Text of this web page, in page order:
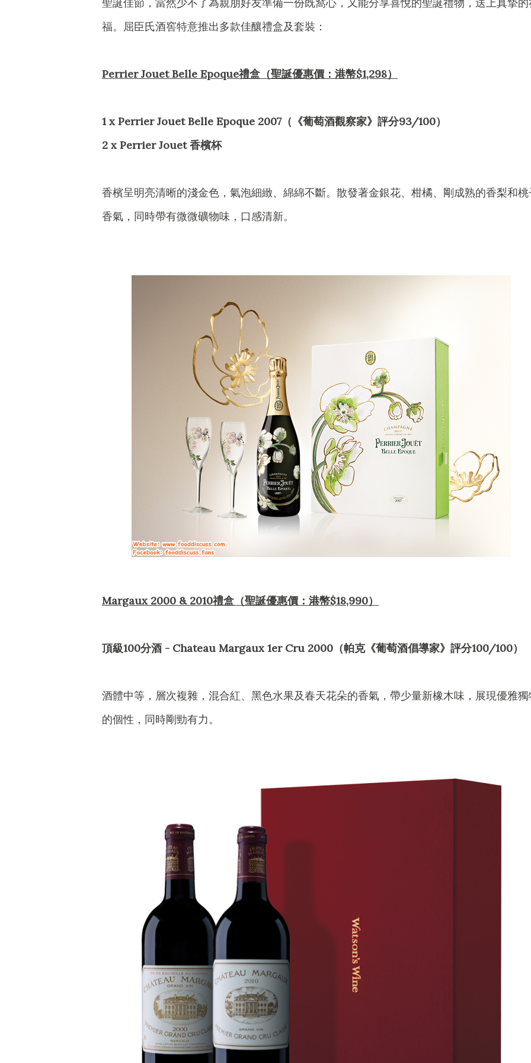
福。屈臣氏酒窖特意推出多款佳釀禮盒及套裝：
Perrier Jouet Belle Epoque禮盒（聖誕優惠價：港幣$1,298）
1 x Perrier Jouet Belle Epoque 2007（《葡萄酒觀察家》評分93/100）
2 x Perrier Jouet 香檳杯
香檳呈明亮清晰的淺金色，氣泡細緻、綿綿不斷。散發著金銀花、柑橘、剛成熟的香梨和
香氣，同時帶有微微礦物味，口感清新。
Margaux 2000 & 2010禮盒（聖誕優惠價：港幣$18,990）
頂級100分酒 - Chateau Margaux 1er Cru 2000（帕克《葡萄酒倡導家》評分100/100）
酒體中等，層次複雜，混合紅、黑色水果及春天花朵的香氣，帶少量新橡木味，展現優雅
的個性，同時剛勁有力。